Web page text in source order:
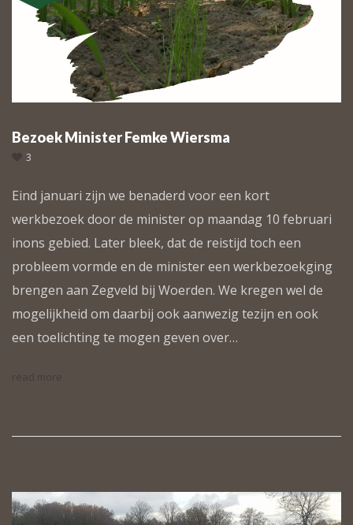
Bezoek Minister Femke Wiersma
3
Eind januari zijn we benaderd voor een kort
werkbezoek door de minister op maandag 10 februari
inons gebied. Later bleek, dat de reistijd toch een
probleem vormde en de minister een werkbezoekging
brengen aan Zegveld bij Woerden. We kregen wel de
mogelijkheid om daarbij ook aanwezig tezijn en ook
een toelichting te mogen geven over…